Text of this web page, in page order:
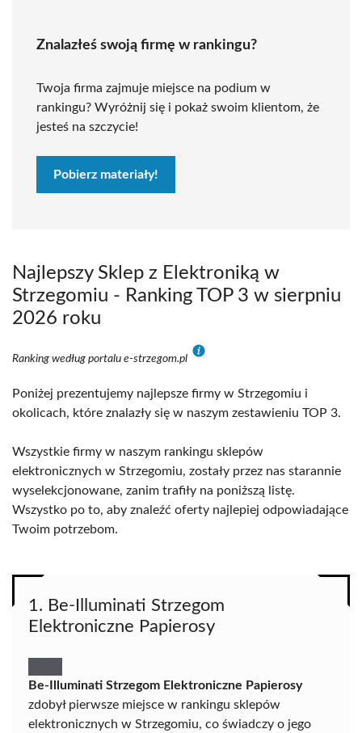
Znalazłeś swoją firmę w rankingu?
Twoja firma zajmuje miejsce na podium w
rankingu? Wyróżnij się i pokaż swoim klientom, że
jesteś na szczycie!
Pobierz materiały!
Najlepszy Sklep z Elektroniką w
Strzegomiu - Ranking TOP 3 w sierpniu
2026 roku
Ranking według portalu e-strzegom.pl
Poniżej prezentujemy najlepsze firmy w Strzegomiu i
okolicach, które znalazły się w naszym zestawieniu TOP 3.
Wszystkie firmy w naszym rankingu sklepów
elektronicznych w Strzegomiu, zostały przez nas starannie
wyselekcjonowane, zanim trafiły na poniższą listę.
Wszystko po to, aby znaleźć oferty najlepiej odpowiadające
Twoim potrzebom.
1. Be-Illuminati Strzegom
Elektroniczne Papierosy
Be-Illuminati Strzegom Elektroniczne Papierosy
zdobył pierwsze miejsce w rankingu sklepów
elektronicznych w Strzegomiu, co świadczy o jego